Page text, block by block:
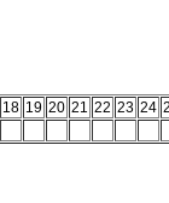
18 19 20 21 22 23 24